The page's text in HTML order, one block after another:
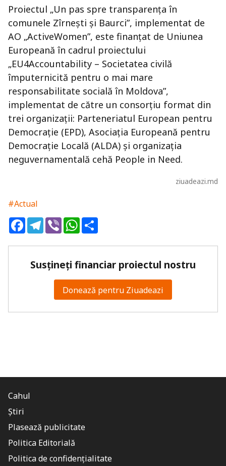
Proiectul „Un pas spre transparența în
comunele Zîrnești și Baurci”, implementat de
AO „ActiveWomen”, este finanțat de Uniunea
Europeană în cadrul proiectului
„EU4Accountability – Societatea civilă
împuternicită pentru o mai mare
responsabilitate socială în Moldova”,
implementat de către un consorțiu format din
trei organizații: Parteneriatul European pentru
Democrație (EPD), Asociația Europeană pentru
Democrație Locală (ALDA) și organizația
neguvernamentală cehă People in Need.
ziuadeazi.md
#Actual
FacebookTelegram
ViberWhatsApp
Susțineți financiar proiectul nostru
Donează pentru Ziuadeazi
Cahul
Știri
Plasează publicitate
Politica Editorială
Politica de confidențialitate